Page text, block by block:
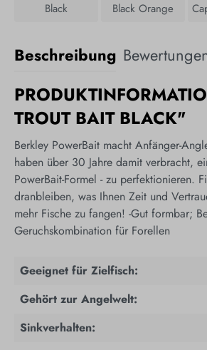
Black Black Orange
Beschreibung
TROUT BAIT BLACK"
Berkley PowerBait macht Anfänger-
haben über 30 Jahre damit verbracht,
PowerBait-Formel - zu perfektionieren.
dranbleiben, was Ihnen Zeit und
mehr Fische zu fangen! -Gut formbar;
Geruchskombination für Forellen
Geeignet für Zielfisch:
Gehört zur Angelwelt:
Sinkverhalten: